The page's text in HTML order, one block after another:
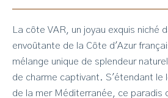
La côte VAR, un joyau exquis niché
envoûtante de la Côte d'Azur
mélange unique de splendeur
de charme captivant. S'étendant le
de la mer Méditerranée, ce paradis